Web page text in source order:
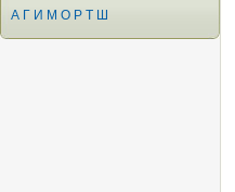
А Г И М О Р Т Ш